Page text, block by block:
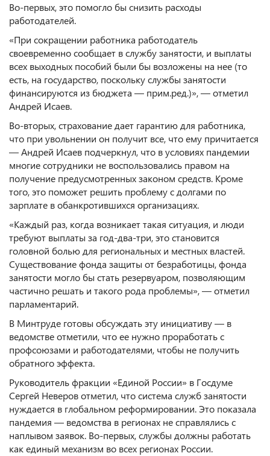
Во-первых, это помогло бы снизить расходы
работодателей.
«При сокращении работника работодатель
своевременно сообщает в службу занятости, и выплаты
всех выходных пособий были бы возложены на нее (то
есть, на государство, поскольку службы занятости
финансируются из бюджета — прим.ред.)», — отметил
Андрей Исаев.
Во-вторых, страхование дает гарантию для работника,
что при увольнении он получит все, что ему причитается
— Андрей Исаев подчеркнул, что в условиях пандемии
многие сотрудники не воспользовались правом на
получение предусмотренных законом средств. Кроме
того, это поможет решить проблему с долгами по
зарплате в обанкротившихся организациях.
«Каждый раз, когда возникает такая ситуация, и люди
требуют выплаты за год-два-три, это становится
головной болью для региональных и местных властей.
Существование фонда защиты от безработицы, фонда
занятости могло бы стать резервуаром, позволяющим
частично решать и такого рода проблемы», — отметил
парламентарий.
В Минтруде готовы обсуждать эту инициативу — в
ведомстве отметили, что ее нужно проработать с
профсоюзами и работодателями, чтобы не получить
обратного эффекта.
Руководитель фракции «Единой России» в Госдуме
Сергей Неверов отметил, что система служб занятости
нуждается в глобальном реформировании. Это показала
пандемия — ведомства в регионах не справлялись с
наплывом заявок. Во-первых, службы должны работать
как единый механизм во всех регионах России.